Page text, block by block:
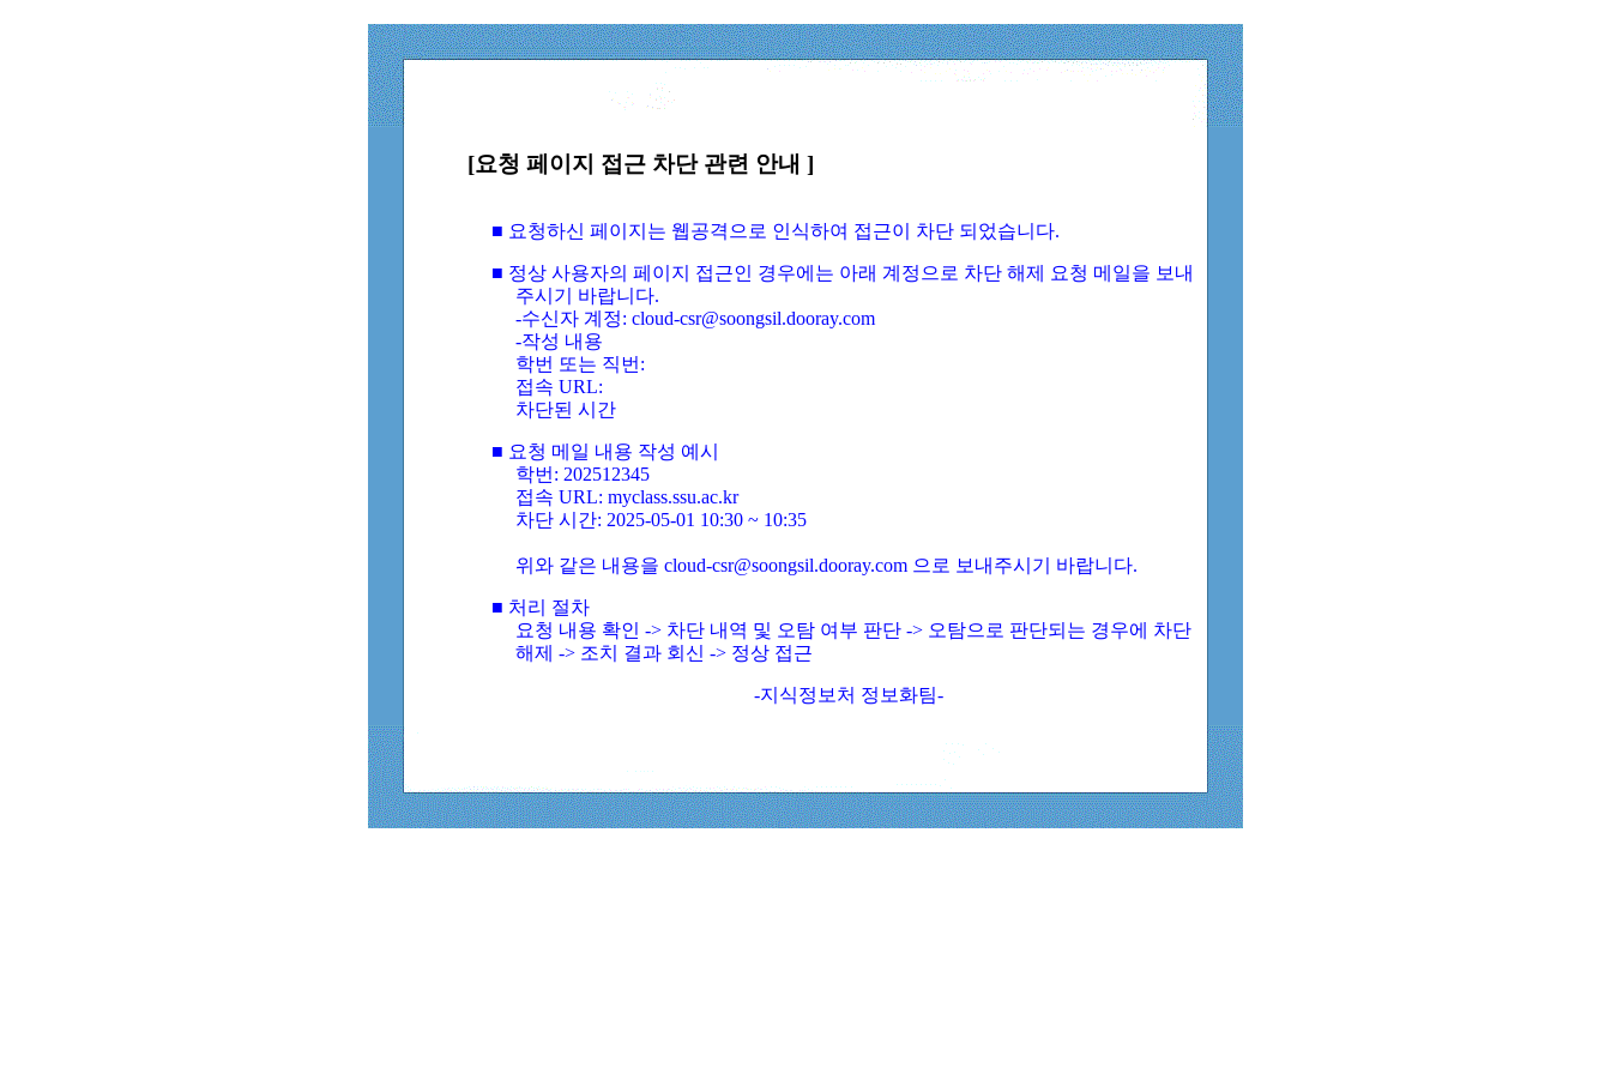
[요청 페이지 접근 차단 관련 안내 ]
■ 요청하신 페이지는 웹공격으로 인식하여 접근이 차단 되었습니다.
■ 정상 사용자의 페이지 접근인 경우에는 아래 계정으로 차단 해제 요청 메일을 보내
주시기 바랍니다.
-수신자 계정: cloud-csr@soongsil.dooray.com
-작성 내용
학번 또는 직번:
접속 URL:
차단된 시간
■ 요청 메일 내용 작성 예시
학번: 202512345
접속 URL: myclass.ssu.ac.kr
차단 시간: 2025-05-01 10:30 ~ 10:35
위와 같은 내용을 cloud-csr@soongsil.dooray.com 으로 보내주시기 바랍니다.
■ 처리 절차
요청 내용 확인 -> 차단 내역 및 오탐 여부 판단 -> 오탐으로 판단되는 경우에 차단
해제 -> 조치 결과 회신 -> 정상 접근
-지식정보처 정보화팀-